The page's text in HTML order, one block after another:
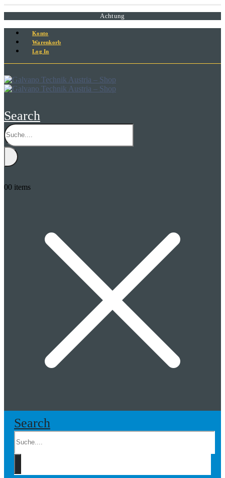
Achtung
Konto
Warenkorb
Log In
Search
00 items
Search